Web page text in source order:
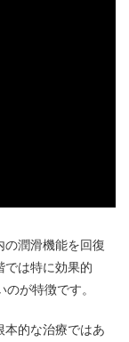
の潤滑機能を回復
では特に効果的
が特徴です。
本的な治療ではあ